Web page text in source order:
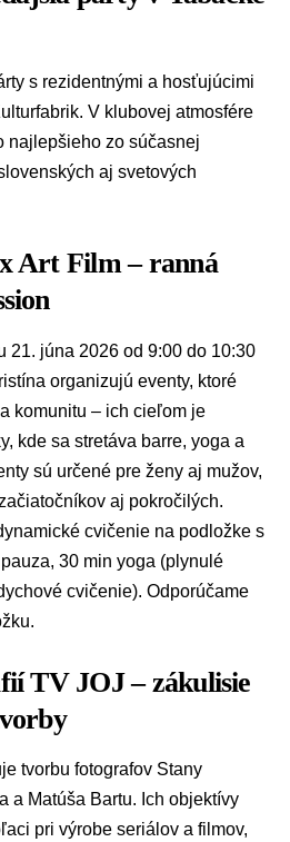
s rezidentnými a hosťujúcimi
V klubovej atmosfére
najlepšieho zo súčasnej
aj svetových
Art Film – ranná
21. júna 2026 od 9:00 do 10:30
organizujú eventy, ktoré
komunitu – ich cieľom je
kde sa stretáva barre, yoga a
sú určené pre ženy aj mužov,
aj pokročilých.
cvičenie na podložke s
30 min yoga (plynulé
cvičenie). Odporúčame
TV JOJ – zákulisie
tvorbu fotografov Stany
a Matúša Bartu. Ich objektívy
pri výrobe seriálov a filmov,